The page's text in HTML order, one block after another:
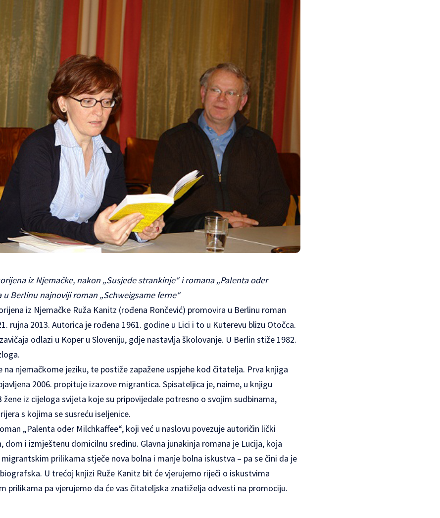
iz Njemačke, nakon „Susjede strankinje“ i romana „Palenta oder
Berlinu najnoviji roman „Schweigsame ferne“
iz Njemačke Ruža Kanitz (rođena Rončević) promovira u Berlinu roman
rujna 2013. Autorica je rođena 1961. godine u Lici i to u Kuterevu blizu Otočca.
odlazi u Koper u Sloveniju, gdje nastavlja školovanje. U Berlin stiže 1982.
na njemačkome jeziku, te postiže zapažene uspjehe kod čitatelja. Prva knjiga
2006. propituje izazove migrantica. Spisateljica je, naime, u knjigu
žene iz cijeloga svijeta koje su pripovijedale potresno o svojim sudbinama,
s kojima se susreću iseljenice.
„Palenta oder Milchkaffee“, koji već u naslovu povezuje autoričin lički
dom i izmještenu domicilnu sredinu. Glavna junakinja romana je Lucija, koja
prilikama stječe nova bolna i manje bolna iskustva – pa se čini da je
U trećoj knjizi Ruže Kanitz bit će vjerujemo riječi o iskustvima
prilikama pa vjerujemo da će vas čitateljska znatiželja odvesti na promociju.